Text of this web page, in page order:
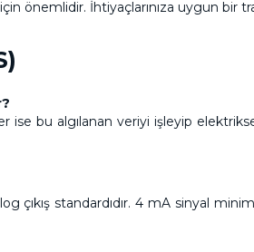
önemlidir. İhtiyaçlarınıza uygun bir
ise bu algılanan veriyi işleyip
çıkış standardıdır. 4 mA sinyal